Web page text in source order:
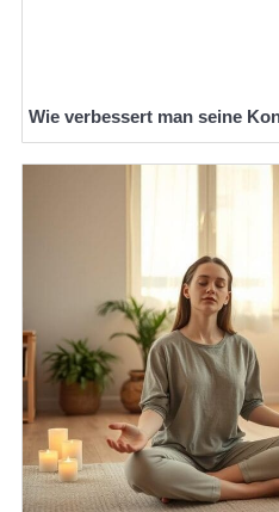
Wie verbessert man seine